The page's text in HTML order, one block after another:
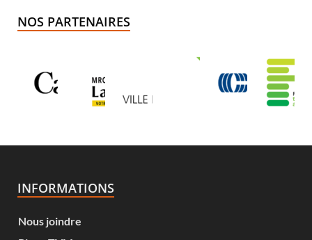
NOS PARTENAIRES
INFORMATIONS
Nous joindre